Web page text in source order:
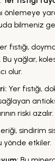
önlemeye
bilmeniz
fıstığı,
Bu yağlar,
olur.
Yer fıstığı,
riski azalır.
sindirim
yönde etkiler.